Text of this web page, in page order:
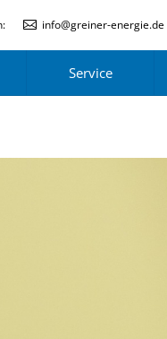
info@greiner-energie.de
Service